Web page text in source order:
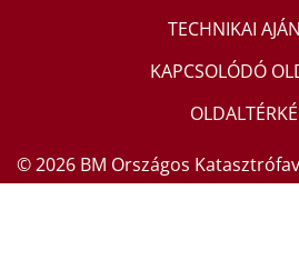
TECHNIKAI
KAPCSOLÓDÓ
© 2026 BM Országos